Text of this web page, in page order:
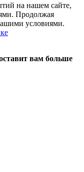
на нашем сайте,
Продолжая
условиями.
вам больше